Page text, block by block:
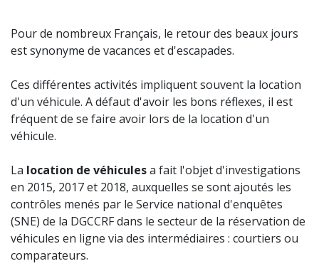
Pour de nombreux Français, le retour des beaux jours
est synonyme de vacances et d'escapades.
Ces différentes activités impliquent souvent la location
d'un véhicule. A défaut d'avoir les bons réflexes, il est
fréquent de se faire avoir lors de la location d'un
véhicule.
La location de véhiculesa fait l'objet d'investigations
en 2015, 2017 et 2018, auxquelles se sont ajoutés les
contrôles menés par le Service national d'enquêtes
(SNE) de la DGCCRF dans le secteur de la réservation de
véhicules en ligne via des intermédiaires : courtiers ou
comparateurs.